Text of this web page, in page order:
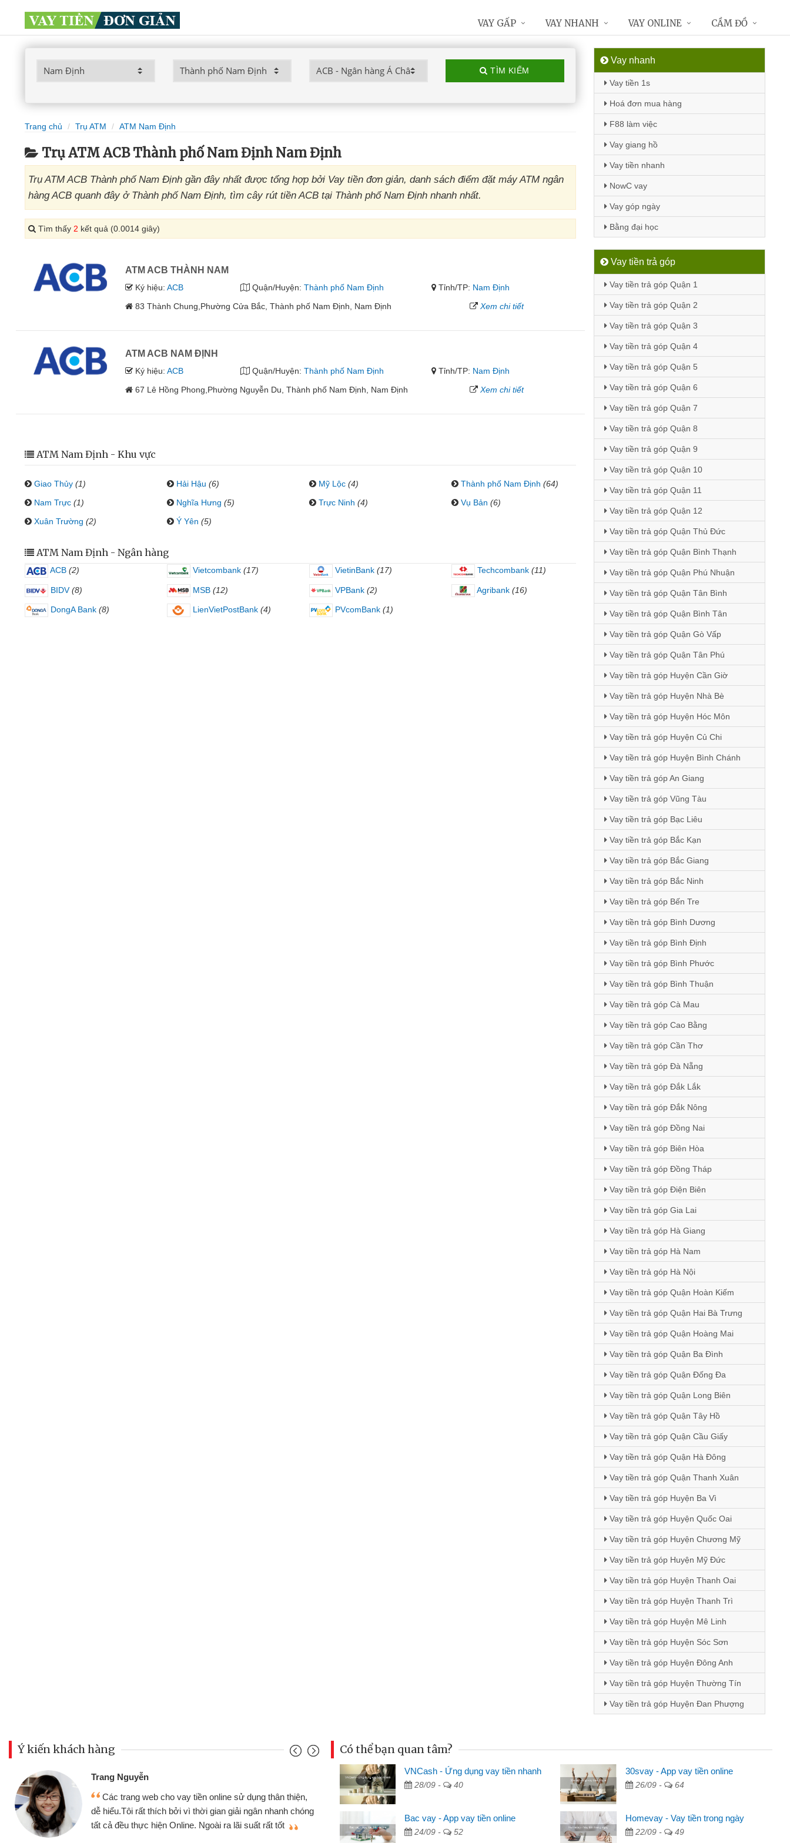
TÌM KIẾM
Trang chủ Trụ ATM ATM Nam Định
Trụ ATM ACB Thành phố Nam Định Nam Định
Trụ ATM ACB Thành phố Nam Định gần đây nhất được tổng hợp bởi Vay tiền đơn giản, danh sách điểm đặt máy ATM ngân
hàng ACB quanh đây ở Thành phố Nam Định, tìm cây rút tiền ACB tại Thành phố Nam Định nhanh nhất.
Tìm thấy 2 kết quả (0.0014 giây)
ATM ACB THÀNH NAM
Ký hiệu:ACB Quận/Huyện: Thành phố Nam Định Tỉnh/TP: Nam Định
83 Thành Chung,Phường Cửa Bắc, Thành phố Nam Định, Nam Định
Xem chi tiết
ATM ACB NAM ĐỊNH
Ký hiệu:ACB Quận/Huyện: Thành phố Nam Định Tỉnh/TP: Nam Định
67 Lê Hồng Phong,Phường Nguyễn Du, Thành phố Nam Định, Nam Định
Xem chi tiết
ATM Nam Định - Khu vực
Giao Thủy (1) Hải Hậu (6) Mỹ Lộc (4) Thành phố Nam Định (64)
Nam Trực (1) Nghĩa Hưng (5) Trực Ninh (4) Vụ Bản (6)
Xuân Trường (2) Ý Yên (5)
ATM Nam Định - Ngân hàng
ACB (2) Vietcombank (17) VietinBank (17) Techcombank (11)
BIDV (8) MSB (12) VPBank (2) Agribank (16)
DongA Bank (8) LienVietPostBank (4) PVcomBank (1)
Vay nhanh
Vay tiền 1s
Hoá đơn mua hàng
F88 làm việc
Vay giang hồ
Vay tiền nhanh
NowC vay
Vay góp ngày
Bằng đại học
Vay tiền trả góp
Vay tiền trả góp Quận 1
Vay tiền trả góp Quận 2
Vay tiền trả góp Quận 3
Vay tiền trả góp Quận 4
Vay tiền trả góp Quận 5
Vay tiền trả góp Quận 6
Vay tiền trả góp Quận 7
Vay tiền trả góp Quận 8
Vay tiền trả góp Quận 9
Vay tiền trả góp Quận 10
Vay tiền trả góp Quận 11
Vay tiền trả góp Quận 12
Vay tiền trả góp Quận Thủ Đức
Vay tiền trả góp Quận Bình Thạnh
Vay tiền trả góp Quận Phú Nhuận
Vay tiền trả góp Quận Tân Bình
Vay tiền trả góp Quận Bình Tân
Vay tiền trả góp Quận Gò Vấp
Vay tiền trả góp Quận Tân Phú
Vay tiền trả góp Huyện Cần Giờ
Vay tiền trả góp Huyện Nhà Bè
Vay tiền trả góp Huyện Hóc Môn
Vay tiền trả góp Huyện Củ Chi
Vay tiền trả góp Huyện Bình Chánh
Vay tiền trả góp An Giang
Vay tiền trả góp Vũng Tàu
Vay tiền trả góp Bạc Liêu
Vay tiền trả góp Bắc Kạn
Vay tiền trả góp Bắc Giang
Vay tiền trả góp Bắc Ninh
Vay tiền trả góp Bến Tre
Vay tiền trả góp Bình Dương
Vay tiền trả góp Bình Định
Vay tiền trả góp Bình Phước
Vay tiền trả góp Bình Thuận
Vay tiền trả góp Cà Mau
Vay tiền trả góp Cao Bằng
Vay tiền trả góp Cần Thơ
Vay tiền trả góp Đà Nẵng
Vay tiền trả góp Đắk Lắk
Vay tiền trả góp Đắk Nông
Vay tiền trả góp Đồng Nai
Vay tiền trả góp Biên Hòa
Vay tiền trả góp Đồng Tháp
Vay tiền trả góp Điện Biên
Vay tiền trả góp Gia Lai
Vay tiền trả góp Hà Giang
Vay tiền trả góp Hà Nam
Vay tiền trả góp Hà Nội
Vay tiền trả góp Quận Hoàn Kiếm
Vay tiền trả góp Quận Hai Bà Trưng
Vay tiền trả góp Quận Hoàng Mai
Vay tiền trả góp Quận Ba Đình
Vay tiền trả góp Quận Đống Đa
Vay tiền trả góp Quận Long Biên
Vay tiền trả góp Quận Tây Hồ
Vay tiền trả góp Quận Cầu Giấy
Vay tiền trả góp Quận Hà Đông
Vay tiền trả góp Quận Thanh Xuân
Vay tiền trả góp Huyện Ba Vì
Vay tiền trả góp Huyện Quốc Oai
Vay tiền trả góp Huyện Chương Mỹ
Vay tiền trả góp Huyện Mỹ Đức
Vay tiền trả góp Huyện Thanh Oai
Vay tiền trả góp Huyện Thanh Trì
Vay tiền trả góp Huyện Mê Linh
Vay tiền trả góp Huyện Sóc Sơn
Vay tiền trả góp Huyện Đông Anh
Vay tiền trả góp Huyện Thường Tín
Vay tiền trả góp Huyện Đan Phượng
VAY GẤP VAY NHANH VAY ONLINE CẦM ĐỒ
Ý kiến khách hàng
thân thiện,
chóng
tốt
Đoàn Hữu Cảnh
Mình cần tiền gấp nên định cầm cố chiếc xe wave
nhưng thật may đã có gói vay tiền bằng CMND online
không cần gặp mặt nên rất tiện lợi, sẽ giới thiệu cho bạn
Mai Lan - Sinh viên
Tôi biết đến thông qua quảng cáo trên facebook. Tôi là
sinh viên nên cần đóng tiền nhà, sinh nhật bạn bè, mà đọc
thấy thủ tục nhanh gọn nên tôi quyết định vay
Có thể bạn quan tâm?
VNCash - Ứng dụng vay tiền nhanh
28/09 - 40
30svay - App vay tiền online
26/09 - 64
Bac vay - App vay tiền online
24/09 - 52
Homevay - Vay tiền trong ngày
22/09 - 49